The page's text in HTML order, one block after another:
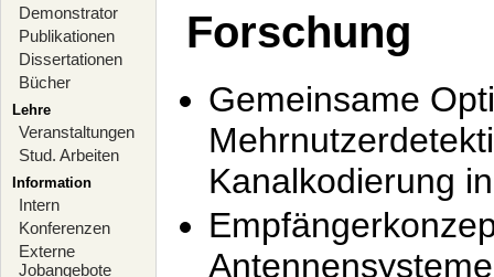
Demonstrator
Publikationen
Dissertationen
Bücher
Lehre
Veranstaltungen
Stud. Arbeiten
Information
Intern
Konferenzen
Externe
Jobangebote
Forschung
Gemeinsame
Kanalkodierung
Antennensysteme